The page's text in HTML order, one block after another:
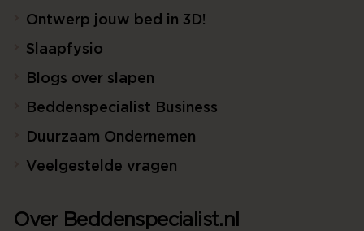
Ontwerp jouw bed in 3D!
Slaapfysio
Blogs over slapen
Beddenspecialist Business
Duurzaam Ondernemen
Veelgestelde vragen
Over Beddenspecialist.nl